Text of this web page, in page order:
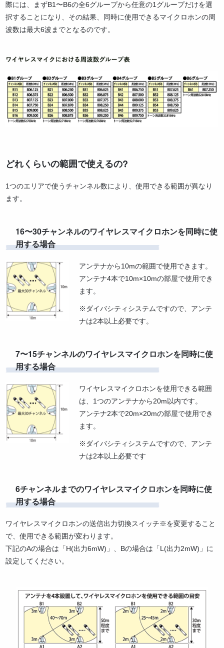
際には、まずB1〜B6の全6グループから任意の1グループだけを選
択することになり、その結果、同時に使用できるマイクロホンの周
波数は最大6波までとなるのです。
どれくらいの範囲で使えるの?
1つのエリアで使うチャンネル数により、使用できる範囲が異なり
ます。
16〜30チャンネルのワイヤレスマイクロホンを同時に使
用する場合
アンテナから10mの範囲で使用できます。
アンテナ4本で10m×10mの部屋で使用でき
ます。
※ダイバシティシステムですので、アンテ
ナは2本以上必要です。
7〜15チャンネルのワイヤレスマイクロホンを同時に使
用する場合
ワイヤレスマイクロホンを使用できる範囲
は、1つのアンテナから20m以内です。
アンテナ2本で20m×20mの部屋で使用でき
ます。
※ダイバシティシステムですので、アンテ
ナは2本以上必要です
6チャンネルまでのワイヤレスマイクロホンを同時に使
用する場合
ワイヤレスマイクロホンの送信出力切換スイッチ※を変更すること
で、使用できる範囲が変わります。
下記のAの場合は「H(出力6mW)」、Bの場合は「L(出力2mW)」に
設定してください。